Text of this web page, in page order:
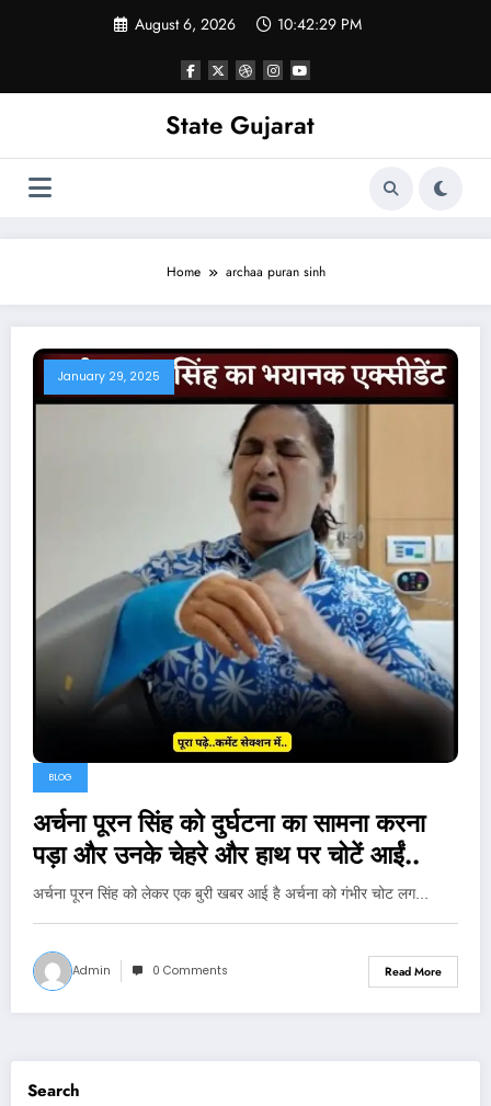
August 6, 2026 10:42:30 PM
State Gujarat
Home archaa puran sinh
January 29, 2025
BLOG
अर्चना पूरन सिंह को दुर्घटना का सामना करना
पड़ा और उनके चेहरे और हाथ पर चोटें आईं..
अर्चना पूरन सिंह को लेकर एक बुरी खबर आई है अर्चना को गंभीर चोट लग…
Admin 0 Comments Read More
Search